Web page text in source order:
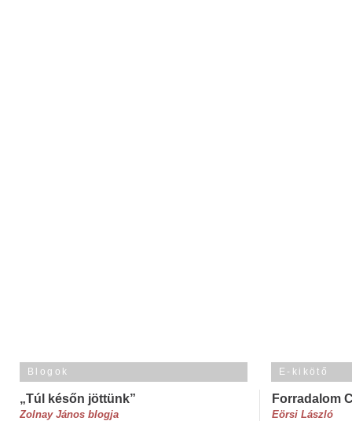
Blogok
„Túl későn jöttünk”
Zolnay János blogja
E-kikötő
Forradalom
Eörsi László